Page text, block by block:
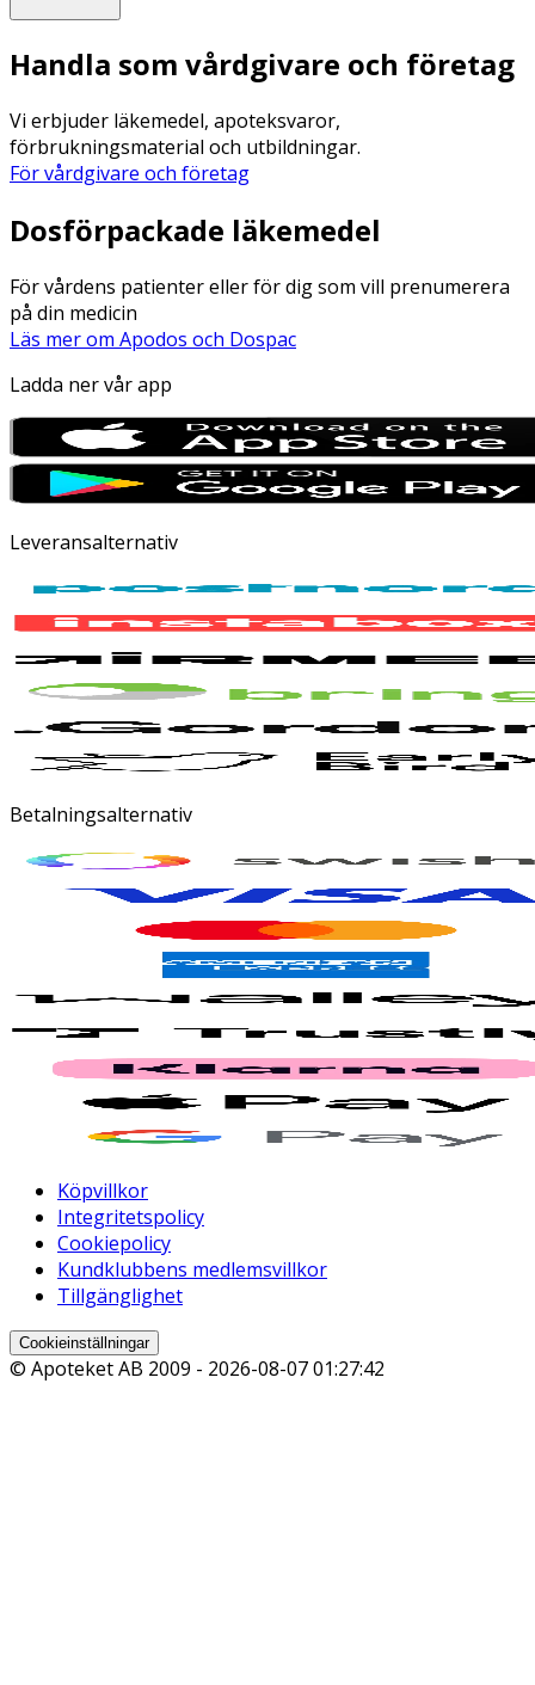
Handla som vårdgivare och företag
Vi erbjuder läkemedel, apoteksvaror,
förbrukningsmaterial och utbildningar.
För vårdgivare och företag
Dosförpackade läkemedel
För vårdens patienter eller för dig som vill prenumerera
på din medicin
Läs mer om Apodos och Dospac
Ladda ner vår app
Leveransalternativ
Betalningsalternativ
Köpvillkor
Integritetspolicy
Cookiepolicy
Kundklubbens medlemsvillkor
Tillgänglighet
Cookieinställningar
© Apoteket AB 2009 - 2026-08-07 01:27:42